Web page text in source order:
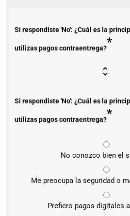
Si respondiste 'No': ¿Cuál es la
utilizas pagos contraentrega?*
Si respondiste 'No': ¿Cuál es la
utilizas pagos contraentrega?*
No conozco bien el
Me preocupa la seguridad o
Prefiero pagos digitales